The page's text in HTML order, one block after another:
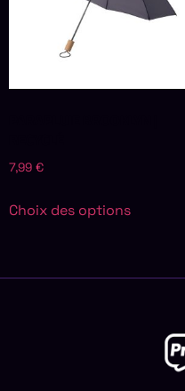
7,99 €
Choix des options